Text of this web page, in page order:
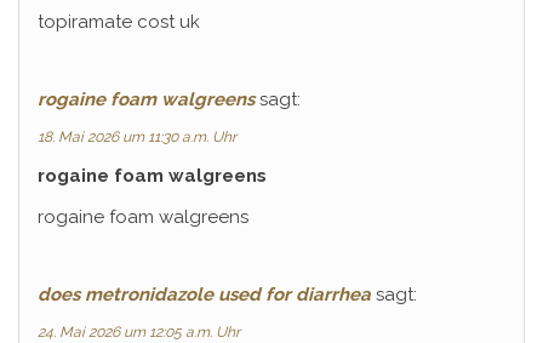
topiramate cost uk
rogaine foam walgreens sagt:
18. Mai 2026 um 11:30 a.m. Uhr
rogaine foam walgreens
rogaine foam walgreens
does metronidazole used for diarrhea sagt:
24. Mai 2026 um 12:05 a.m. Uhr